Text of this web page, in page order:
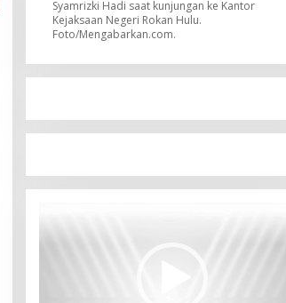
Syamrizki Hadi saat kunjungan ke Kantor
Kejaksaan Negeri Rokan Hulu.
Foto/Mengabarkan.com.